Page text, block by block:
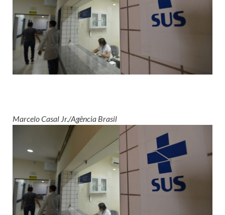
Marcelo Casal Jr./Agência Brasil